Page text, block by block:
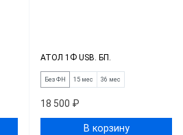
АТОЛ 1Ф USB. БП.
Без ФН 15 мес 36 мес
18 500 ₽
В корзину